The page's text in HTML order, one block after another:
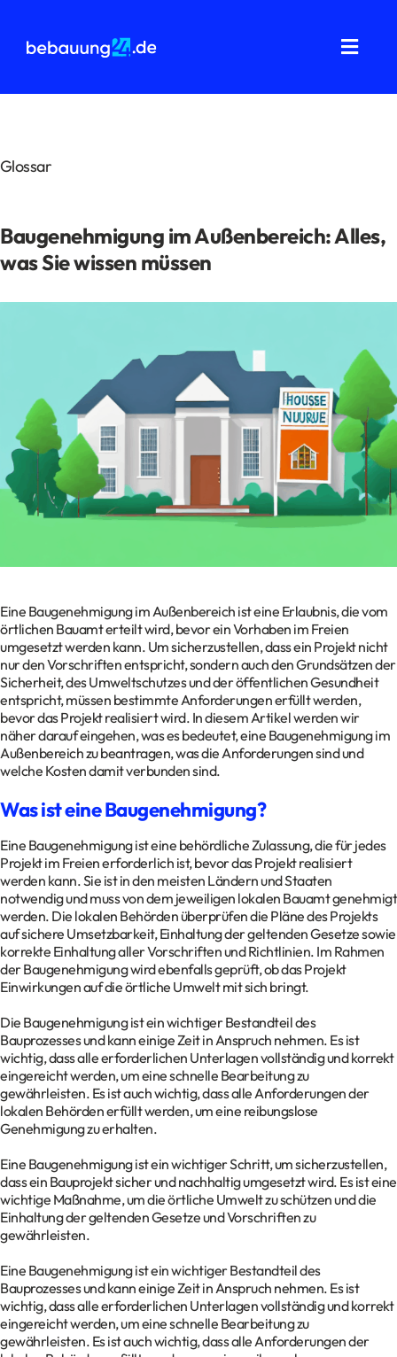
springen
Bauantrag
Kontakt
Datenschutz
Impressum
Glossar
Glossar
Baugenehmigung im Außenbereich: Alles,
was Sie wissen müssen
Eine Baugenehmigung im Außenbereich ist eine Erlaubnis, die vom
örtlichen Bauamt erteilt wird, bevor ein Vorhaben im Freien
umgesetzt werden kann. Um sicherzustellen, dass ein Projekt nicht
nur den Vorschriften entspricht, sondern auch den Grundsätzen der
Sicherheit, des Umweltschutzes und der öffentlichen Gesundheit
entspricht, müssen bestimmte Anforderungen erfüllt werden,
bevor das Projekt realisiert wird. In diesem Artikel werden wir
näher darauf eingehen, was es bedeutet, eine Baugenehmigung im
Außenbereich zu beantragen, was die Anforderungen sind und
welche Kosten damit verbunden sind.
Was ist eine Baugenehmigung?
Eine Baugenehmigung ist eine behördliche Zulassung, die für jedes
Projekt im Freien erforderlich ist, bevor das Projekt realisiert
werden kann. Sie ist in den meisten Ländern und Staaten
notwendig und muss von dem jeweiligen lokalen Bauamt genehmigt
werden. Die lokalen Behörden überprüfen die Pläne des Projekts
auf sichere Umsetzbarkeit, Einhaltung der geltenden Gesetze sowie
korrekte Einhaltung aller Vorschriften und Richtlinien. Im Rahmen
der Baugenehmigung wird ebenfalls geprüft, ob das Projekt
Einwirkungen auf die örtliche Umwelt mit sich bringt.
Die Baugenehmigung ist ein wichtiger Bestandteil des
Bauprozesses und kann einige Zeit in Anspruch nehmen. Es ist
wichtig, dass alle erforderlichen Unterlagen vollständig und korrekt
eingereicht werden, um eine schnelle Bearbeitung zu
gewährleisten. Es ist auch wichtig, dass alle Anforderungen der
lokalen Behörden erfüllt werden, um eine reibungslose
Genehmigung zu erhalten.
Eine Baugenehmigung ist ein wichtiger Schritt, um sicherzustellen,
dass ein Bauprojekt sicher und nachhaltig umgesetzt wird. Es ist eine
wichtige Maßnahme, um die örtliche Umwelt zu schützen und die
Einhaltung der geltenden Gesetze und Vorschriften zu
gewährleisten.
Eine Baugenehmigung ist ein wichtiger Bestandteil des
Bauprozesses und kann einige Zeit in Anspruch nehmen. Es ist
wichtig, dass alle erforderlichen Unterlagen vollständig und korrekt
eingereicht werden, um eine schnelle Bearbeitung zu
gewährleisten. Es ist auch wichtig, dass alle Anforderungen der